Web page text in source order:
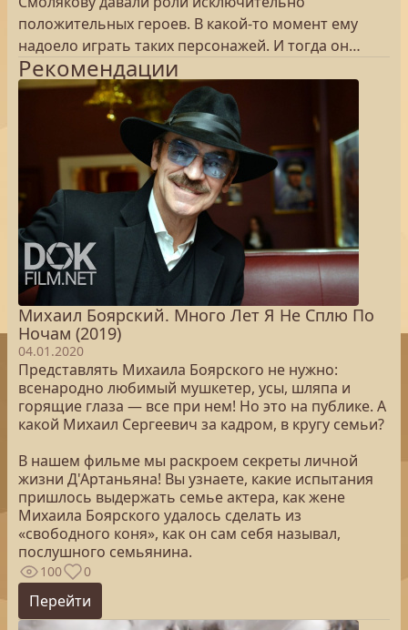
положительных героев. В какой-то момент ему
надоело играть таких персонажей. И тогда он…
Рекомендации
Михаил Боярский. Много Лет Я Не Сплю По
Ночам (2019)
04.01.2020
Представлять Михаила Боярского не нужно:
всенародно любимый мушкетер, усы, шляпа и
горящие глаза — все при нем! Но это на публике. А
какой Михаил Сергеевич за кадром, в кругу семьи?
В нашем фильме мы раскроем секреты личной
жизни Д'Артаньяна! Вы узнаете, какие испытания
пришлось выдержать семье актера, как жене
Михаила Боярского удалось сделать из
«свободного коня», как он сам себя называл,
послушного семьянина.
100 0
Перейти